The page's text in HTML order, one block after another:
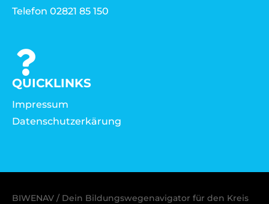
Telefon 02821 85 150
QUICKLINKS
Impressum
Datenschutzerkärung
BIWENAV / Dein Bildungswegenavigator für den Kreis